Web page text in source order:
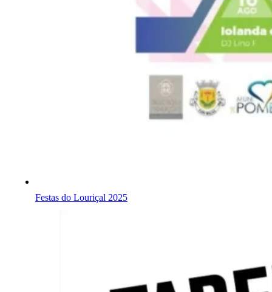
Festas do Louriçal 2025